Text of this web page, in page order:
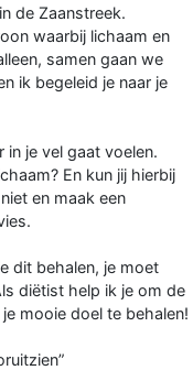
de Zaanstreek.
waarbij lichaam en
samen gaan we
ik begeleid je naar je
in je vel gaat voelen.
En kun jij hierbij
en maak een
dit behalen, je moet
diëtist help ik je om de
mooie doel te behalen!